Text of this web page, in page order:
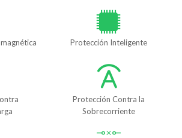
Protección Inteligente
Protección Contra la
Sobrecorriente